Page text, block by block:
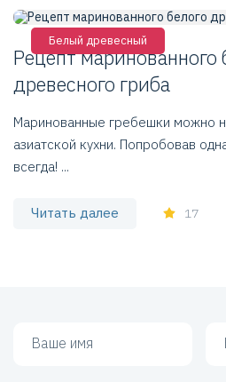
Белый древесный
Рецепт маринованного
древесного гриба
Маринованные гребешки можно
азиатской кухни. Попробовав
всегда! ...
Читать далее 17